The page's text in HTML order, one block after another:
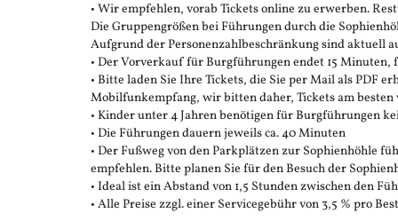
• Wir empfehlen, vorab Tickets online zu erwerben.
Die Gruppengrößen bei Führungen durch die
Aufgrund der Personenzahlbeschränkung sind aktuell
• Der Vorverkauf für Burgführungen endet 15
• Bitte laden Sie Ihre Tickets, die Sie per Mail als PDF
Mobilfunkempfang, wir bitten daher, Tickets am
• Kinder unter 4 Jahren benötigen für Burgführungen
• Die Führungen dauern jeweils ca. 40 Minuten
• Der Fußweg von den Parkplätzen zur Sophienhöhle
empfehlen. Bitte planen Sie für den Besuch der
• Ideal ist ein Abstand von 1,5 Stunden zwischen den
• Alle Preise zzgl. einer Servicegebühr von 3,5 % pro